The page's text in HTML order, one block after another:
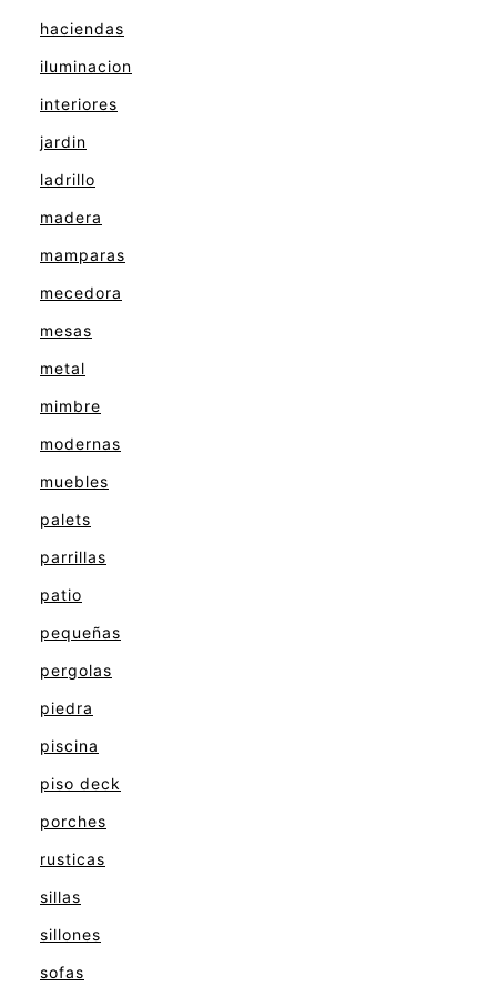
haciendas
iluminacion
interiores
jardin
ladrillo
madera
mamparas
mecedora
mesas
metal
mimbre
modernas
muebles
palets
parrillas
patio
pequeñas
pergolas
piedra
piscina
piso deck
porches
rusticas
sillas
sillones
sofas